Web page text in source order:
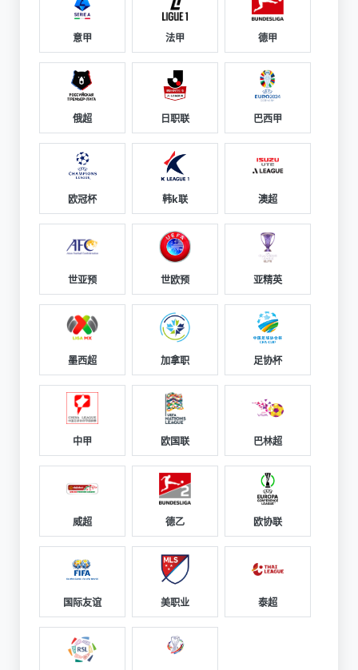
意甲 法甲 德甲
俄超 日职联 巴西甲
欧冠杯 韩k联 澳超
世亚预 世欧预 亚精英
墨西超 加拿职 足协杯
中甲 欧国联 巴林超
威超 德乙 欧协联
国际友谊 美职业 泰超